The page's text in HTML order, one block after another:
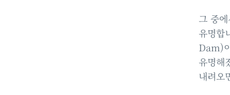
그 중
유명합
Dam)
유명해
내려오